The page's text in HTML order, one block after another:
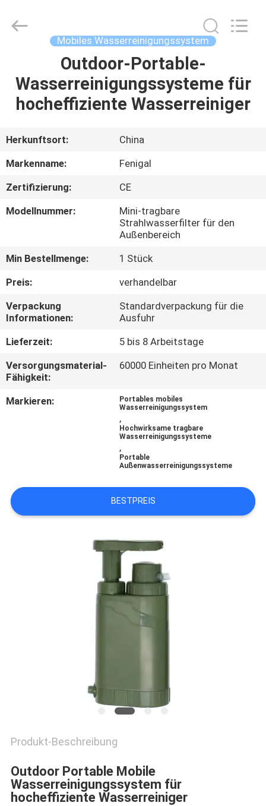
PRODUKTE
ÜBER
UNS
FABRIK-
AUSFLUG
QUALITÄTSKONTROLLE
SIE
MIT
IN
VERBINDUNG
SIE EIN
ZITAT
Mobiles Wasserreinigungssystem
Outdoor-Portable-
Wasserreinigungssysteme für
hocheffiziente Wasserreiniger
Herkunftsort:
China
Markenname:
Fenigal
Zertifizierung:
CE
Modellnummer:
Mini-tragbare
Strahlwasserfilter für den
Außenbereich
Min Bestellmenge:
1 Stück
Preis:
verhandelbar
Verpackung
Informationen:
Standardverpackung für die
Ausfuhr
Lieferzeit:
5 bis 8 Arbeitstage
Versorgungsmaterial-
Fähigkeit:
60000 Einheiten pro Monat
Markieren:
Portables mobiles
Wasserreinigungssystem
,
Hochwirksame tragbare
Wasserreinigungssysteme
,
Portable
Außenwasserreinigungssysteme
BESTPREIS
Produkt-Beschreibung
Outdoor Portable Mobile
Wasserreinigungssystem für
hocheffiziente Wasserreiniger